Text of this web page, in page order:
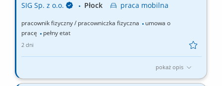
SIG Sp. z o.o. Płock praca mobilna
pracownik fizyczny / pracowniczka fizyczna
umowa o
pracę
pełny etat
2 dni
pokaż opis
Zakres obowiązków: Wydawanie i przyjmowanie towarów do